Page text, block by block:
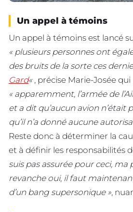
Un appel à témoins
Un appel à témoins est lancé
« plusieurs personnes ont
des bruits de la sorte ces
Gard« , précise Marie-Josée
« apparemment, l’armée de
et a dit qu’aucun avion n’était
qu’il n’a donné aucune
Reste donc à déterminer la
et à définir les responsabilités
suis pas assurée pour ceci,
revanche oui, il faut
d’un bang supersonique »,